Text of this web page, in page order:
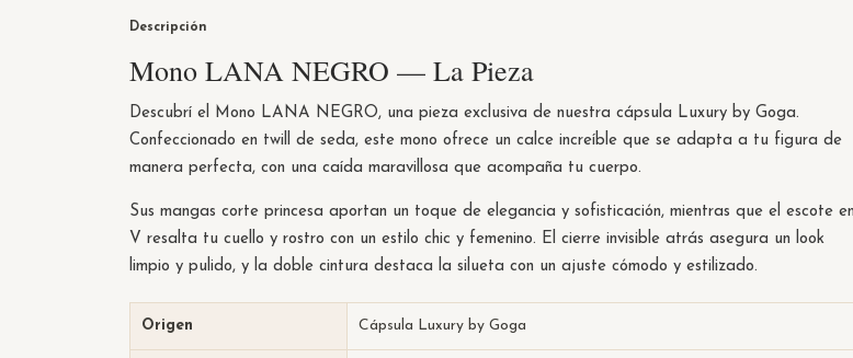
Descripción
Mono LANA NEGRO — La Pieza
Descubrí el Mono LANA NEGRO, una pieza exclusiva de nuestra cápsula Luxury by Goga.
Confeccionado en twill de seda, este mono ofrece un calce increíble que se adapta a tu figura de
manera perfecta, con una caída maravillosa que acompaña tu cuerpo.
Sus mangas corte princesa aportan un toque de elegancia y sofisticación, mientras que el escote en
V resalta tu cuello y rostro con un estilo chic y femenino. El cierre invisible atrás asegura un look
limpio y pulido, y la doble cintura destaca la silueta con un ajuste cómodo y estilizado.
Origen Cápsula Luxury by Goga